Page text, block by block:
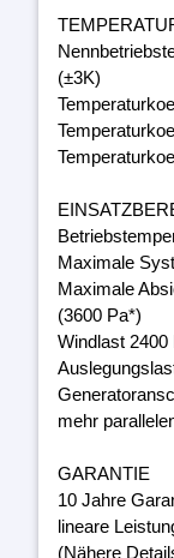
(±3K)
Maximale
Maximale
(3600 Pa*)
Windlast 2400
mehr
GARANTIE
10 Jahre
lineare
(Nähere